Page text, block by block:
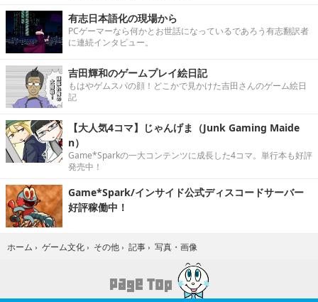
有志日本語化の現場から
PCゲーマーなら何かとお世話になっているであろう有志翻訳者
に連続インタビュー。
吉田輝和のゲームプレイ絵日記
もはやゲムスパの顔！どこかで見かけた吉田さんのゲーム絵日
記
【大人気4コマ】じゃんげま（Junk Gaming Maide
n）
Game*Sparkの一大コンテンツに成長した4コマ。単行本も好評
発売中！
Game*Spark/インサイド公式ディスコードサーバー
好評稼働中！
ホーム › ゲーム文化 › その他 › 記事 › 写真・画像